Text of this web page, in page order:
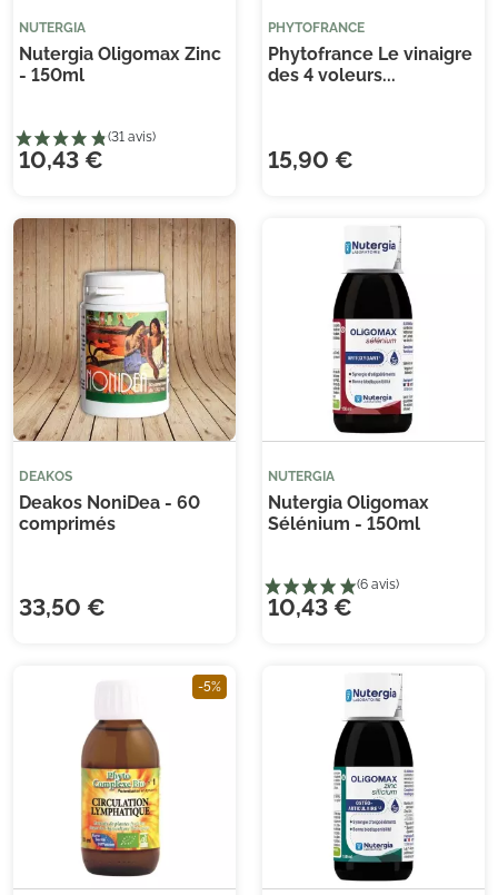
NUTERGIA
Nutergia Oligomax Zinc
- 150ml
10,43 €
PHYTOFRANCE
Phytofrance Le vinaigre
des 4 voleurs...
15,90 €
DEAKOS
Deakos NoniDea - 60
comprimés
33,50 €
NUTERGIA
Nutergia Oligomax
Sélénium - 150ml
10,43 €
-5%
Consultez notre politique de